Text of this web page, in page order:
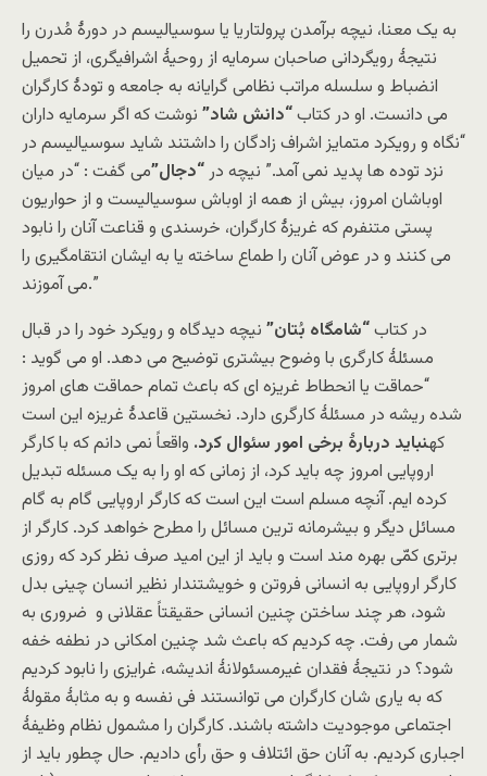
به یک معنا، نیچه برآمدن پرولتاریا یا سوسیالیسم در دورۀ مُدرن را
نتیجۀ رویگردانی صاحبان سرمایه از روحیۀ اشرافیگری، از تحمیل
انضباط و سلسله مراتب نظامی گرایانه به جامعه و تودۀ کارگران
می دانست. او در کتاب“دانش شاد” نوشت که اگر سرمایه داران
“نگاه و رویکرد متمایز اشراف زادگان را داشتند شاید سوسیالیسم در
نزد توده ها پدید نمی آمد.” نیچه در“دجال”می گفت : “در میان
اوباشان امروز، بیش از همه از اوباش سوسیالیست و از حواریون
پستی متنفرم که غریزۀ کارگران، خرسندی و قناعت آنان را نابود
می کنند و در عوض آنان را طماع ساخته یا به ایشان انتقامگیری را
می آموزند.”
در کتاب“شامگاه بُتان” نیچه دیدگاه و رویکرد خود را در قبال
مسئلۀ کارگری با وضوح بیشتری توضیح می دهد. او می گوید :
“حماقت یا انحطاط غریزه ای که باعث تمام حماقت های امروز
شده ریشه در مسئلۀ کارگری دارد. نخستین قاعدۀ غریزه این است
کهنباید دربارۀ برخی امور سئوال کرد. واقعاً نمی دانم که با کارگر
اروپایی امروز چه باید کرد، از زمانی که او را به یک مسئله تبدیل
کرده ایم. آنچه مسلم است این است که کارگر اروپایی گام به گام
مسائل دیگر و بیشرمانه ترین مسائل را مطرح خواهد کرد. کارگر از
برتری کمّی بهره مند است و باید از این امید صرف نظر کرد که روزی
کارگر اروپایی به انسانی فروتن و خویشتندار نظیر انسان چینی بدل
شود، هر چند ساختن چنین انسانی حقیقتاً عقلانی و ضروری به
شمار می رفت. چه کردیم که باعث شد چنین امکانی در نطفه خفه
شود؟ در نتیجۀ فقدان غیرمسئولانۀ اندیشه، غرایزی را نابود کردیم
که به یاری شان کارگران می توانستند فی نفسه و به مثابۀ مقولۀ
اجتماعی موجودیت داشته باشند. کارگران را مشمول نظام وظیفۀ
اجباری کردیم. به آنان حق ائتلاف و حق رأی دادیم. حال چطور باید از